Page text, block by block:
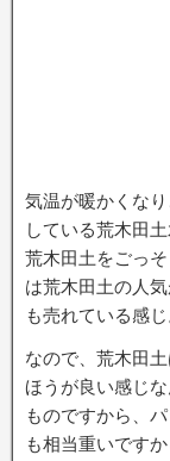
気温が暖かくな
している荒木田
荒木田土をごっ
は荒木田土の人
も売れている感じ
なので、荒木田
ほうが良い感じ
ものですから、
も相当重いです